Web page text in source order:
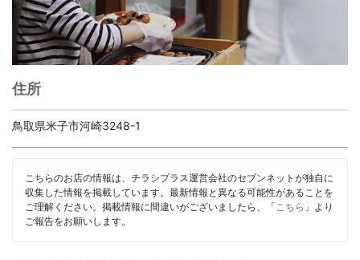
住所
鳥取県米子市河崎3248-1
こちらのお店の情報は、チラシプラス運営会社のセブンネットが独自に
収集した情報を掲載しています。最新情報と異なる可能性があることを
ご理解ください。掲載情報に間違いがございましたら、「 こちら 」より
ご報告をお願いします。